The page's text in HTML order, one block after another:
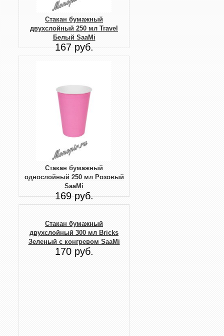
Стакан бумажный
двухслойный 250 мл Travel
Белый SaaMi
167 руб.
Стакан бумажный
однослойный 250 мл Розовый
SaaMi
169 руб.
Стакан бумажный
двухслойный 300 мл Bricks
Зеленый с конгревом SaaMi
170 руб.